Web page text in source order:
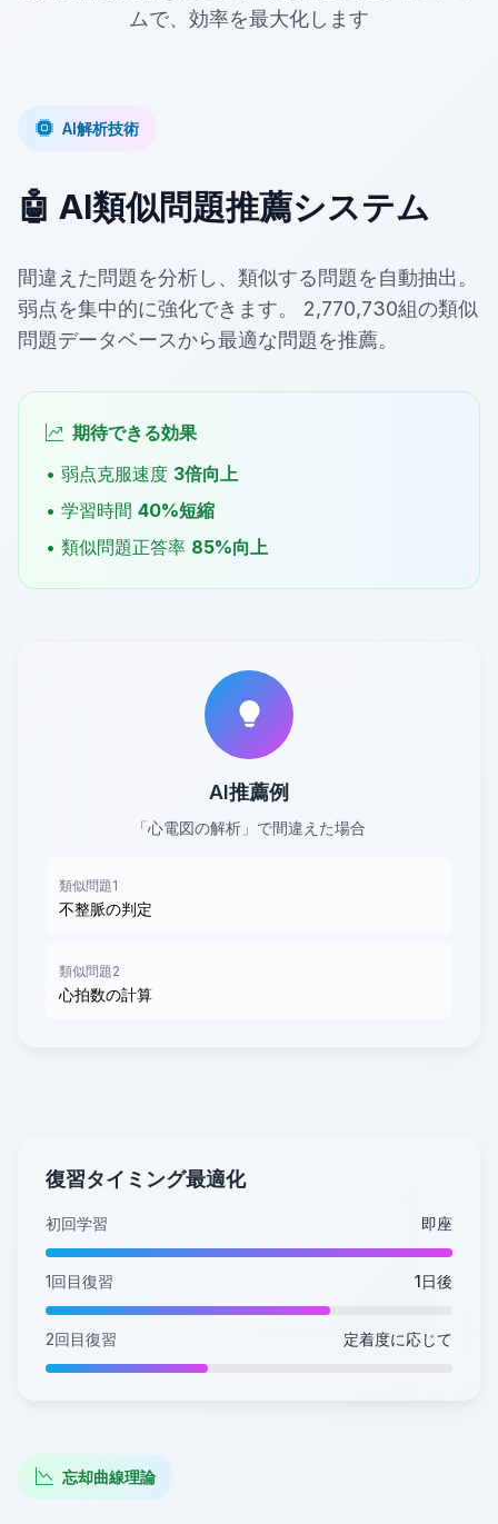
ムで、効率を最大化します
AI解析技術
🤖 AI類似問題推薦システム
間違えた問題を分析し、類似する問題を自動抽出。
弱点を集中的に強化できます。 2,770,730組の類似
問題データベースから最適な問題を推薦。
期待できる効果
• 弱点克服速度 3倍向上
• 学習時間 40%短縮
• 類似問題正答率 85%向上
AI推薦例
「心電図の解析」で間違えた場合
類似問題1
不整脈の判定
類似問題2
心拍数の計算
復習タイミング最適化
初回学習 即座
1回目復習 1日後
2回目復習 定着度に応じて
忘却曲線理論